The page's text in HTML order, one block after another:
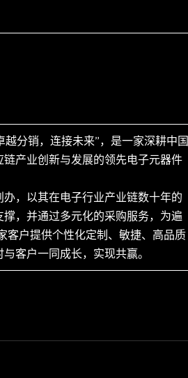
分销，连接未来”，是一家深耕中国
产业创新与发展的领先电子元器件
，以其在电子行业产业链数十年的
，并通过多元化的采购服务，为遍
户提供个性化定制、敏捷、高品质
客户一同成长，实现共赢。